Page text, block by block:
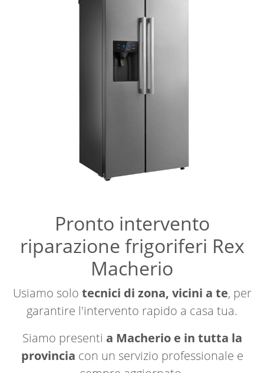
Pronto intervento
riparazione frigoriferi Rex
Macherio
Usiamo solo tecnici di zona, vicini a te, per
garantire l'intervento rapido a casa tua.
Siamo presenti a Macherio e in tutta la
provincia con un servizio professionale e